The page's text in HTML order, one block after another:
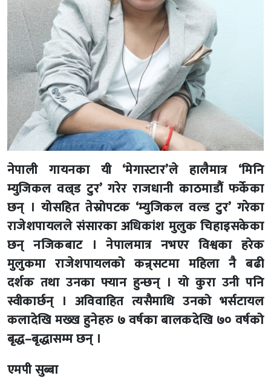
नेपाली गायनका यी ‘मेगास्टार’ले हालैमात्र ‘मिनि
म्युजिकल वल्र्ड टुर’ गरेर राजधानी काठमाडौं फर्केका
छन् । योसहित तेस्रोपटक ‘म्युजिकल वल्ड टुर’ गरेका
राजेशपायलले संसारका अधिकांश मुलुक चिहाइसकेका
छन् नजिकबाट । नेपालमात्र नभएर विश्वका हरेक
मुलुकमा राजेशपायलको कन्र्सटमा महिला नै बढी
दर्शक तथा उनका फ्यान हुन्छन् । यो कुरा उनी पनि
स्वीकार्छन् । अविवाहित त्यसैमाथि उनको भर्सटायल
कलादेखि मख्ख हुनेहरु ७ वर्षका बालकदेखि ७० वर्षको
बृद्ध–बृद्धासम्म छन् ।
एमपी सुब्बा